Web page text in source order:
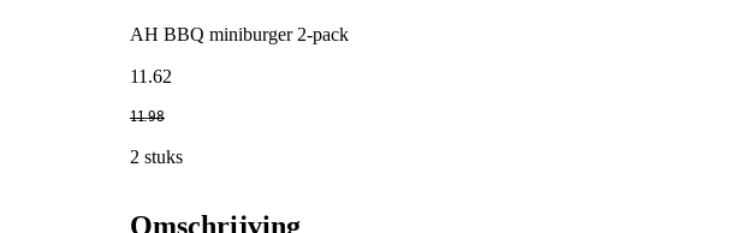
AH BBQ miniburger 2-pack
11 .62
11.98
2 stuks
Omschrijving